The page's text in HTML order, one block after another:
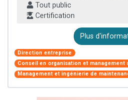
Tout public
Certification
Plus
Direction entreprise
Conseil en organisation et management
Management et ingénierie de